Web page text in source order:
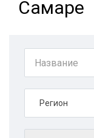
Самаре
Регион